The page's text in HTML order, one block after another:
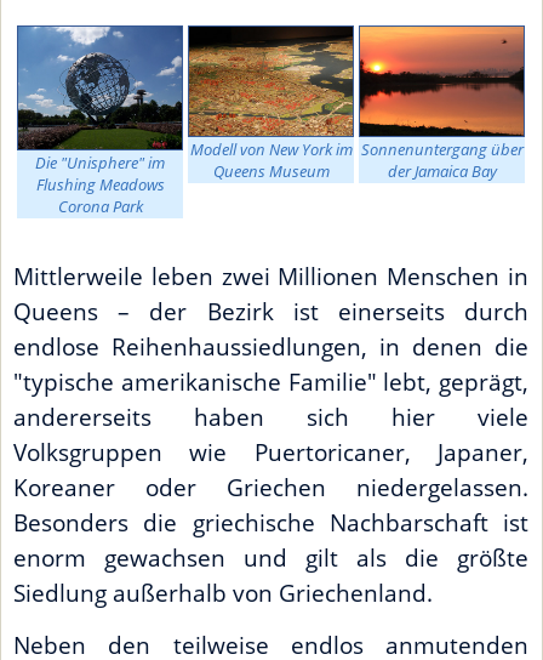
Die "Unisphere" im
Flushing Meadows
Corona Park
Modell von New York im
Queens Museum
Sonnenuntergang über
der Jamaica Bay
Mittlerweile leben zwei Millionen Menschen in
Queens – der Bezirk ist einerseits durch
endlose Reihenhaussiedlungen, in denen die
"typische amerikanische Familie" lebt, geprägt,
andererseits haben sich hier viele
Volksgruppen wie Puertoricaner, Japaner,
Koreaner oder Griechen niedergelassen.
Besonders die griechische Nachbarschaft ist
enorm gewachsen und gilt als die größte
Siedlung außerhalb von Griechenland.
Neben den teilweise endlos anmutenden